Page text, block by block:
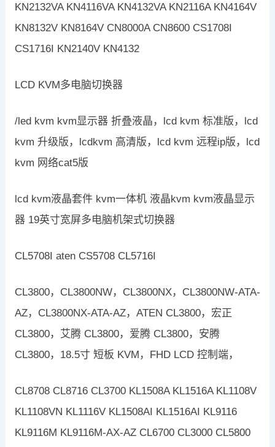
KN2132VA KN4116VA KN4132VA KN2116A KN4164V
KN8132V KN8164V CN8000A CN8600 CS1708I
CS1716I KN2140V KN4132
LCD KVM多电脑切换器
/led kvm kvm显示器 折叠液晶，lcd kvm 标准版，lcd
kvm 升级版，lcdkvm 高清版，lcd kvm 远程ip版，lcd
kvm 网络cat5版
lcd kvm液晶套件 kvm一体机 液晶kvm kvm液晶显示
器 19英寸宽屏多电脑机架式切换器
CL5708I aten CS5708 CL5716I
CL3800，CL3800NW，CL3800NX，CL3800NW-ATA-
AZ，CL3800NX-ATA-AZ，ATEN CL3800，宏正
CL3800，艾腾 CL3800，爱腾 CL3800，安腾
CL3800，18.5寸 短板 KVM，FHD LCD 控制端，
CL8708 CL8716 CL3700 KL1508A KL1516A KL1108V
KL1108VN KL1116V KL1508AI KL1516AI KL9116
KL9116M KL9116M-AX-AZ CL6700 CL3000 CL5800